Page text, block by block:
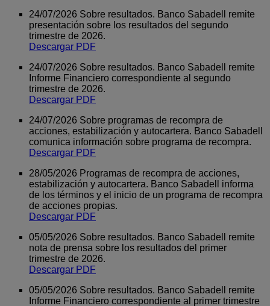
24/07/2026 Sobre resultados. Banco Sabadell remite
presentación sobre los resultados del segundo
trimestre de 2026.
Descargar PDF
24/07/2026 Sobre resultados. Banco Sabadell remite
Informe Financiero correspondiente al segundo
trimestre de 2026.
Descargar PDF
24/07/2026 Sobre programas de recompra de
acciones, estabilización y autocartera. Banco Sabadell
comunica información sobre programa de recompra.
Descargar PDF
28/05/2026 Programas de recompra de acciones,
estabilización y autocartera. Banco Sabadell informa
de los términos y el inicio de un programa de recompra
de acciones propias.
Descargar PDF
05/05/2026 Sobre resultados. Banco Sabadell remite
nota de prensa sobre los resultados del primer
trimestre de 2026.
Descargar PDF
05/05/2026 Sobre resultados. Banco Sabadell remite
Informe Financiero correspondiente al primer trimestre